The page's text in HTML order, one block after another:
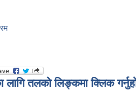
लागि तलको लिङ्कमा क्लिक